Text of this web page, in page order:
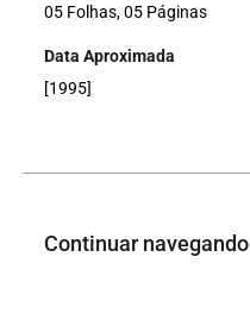
05 Folhas, 05 Páginas
Data Aproximada
[1995]
Continuar navegando